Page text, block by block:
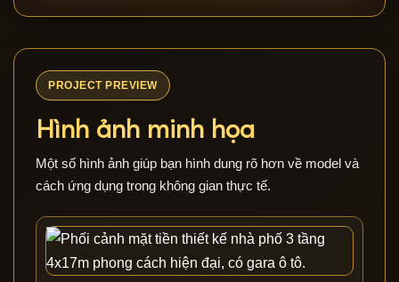
PROJECT PREVIEW
Hình ảnh minh họa
Một số hình ảnh giúp bạn hình dung rõ hơn về model và
cách ứng dụng trong không gian thực tế.